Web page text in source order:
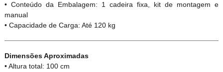
• Conteúdo da Embalagem: 1 cadeira fixa, kit de montagem e
manual
• Capacidade de Carga: Até 120 kg
Dimensões Aproximadas
• Altura total: 100 cm